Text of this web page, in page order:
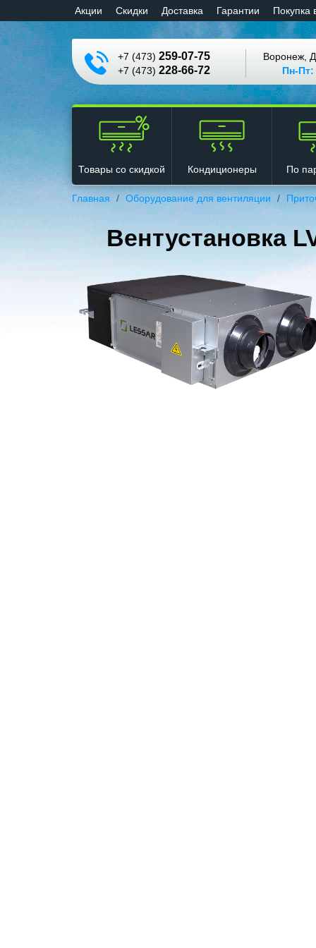
Aкции Cкидки Доставка Гарантии Покупка
+7 (473) 259-07-75
+7 (473) 228-66-72
Воронеж,
Пн-Пт:
Товары со скидкой Кондиционеры По
Главная Оборудование для вентиляции
Вентустановка